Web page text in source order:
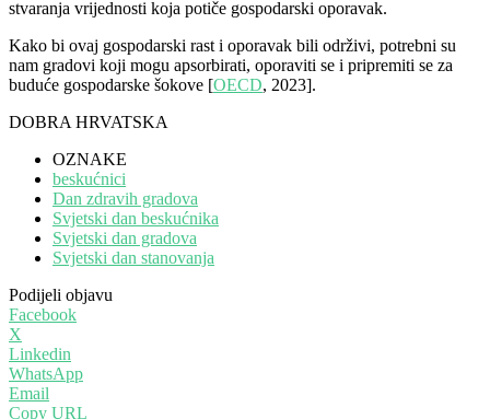
stvaranja vrijednosti koja potiče gospodarski oporavak.
Kako bi ovaj gospodarski rast i oporavak bili održivi, ​​potrebni su
nam gradovi koji mogu apsorbirati, oporaviti se i pripremiti se za
buduće gospodarske šokove [OECD, 2023].
DOBRA HRVATSKA
OZNAKE
beskućnici
Dan zdravih gradova
Svjetski dan beskućnika
Svjetski dan gradova
Svjetski dan stanovanja
Podijeli objavu
Facebook
X
Linkedin
WhatsApp
Email
Copy URL